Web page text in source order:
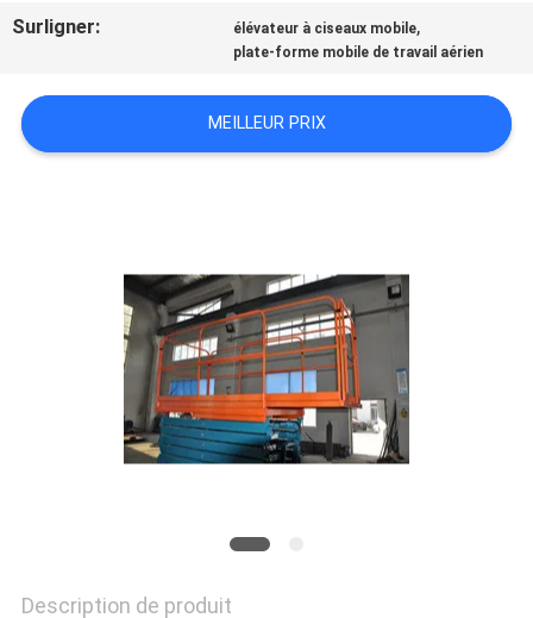
NOUS
NOUVELLES
UN DEVIS
CONFIDENTIALITÉ
Surligner: élévateur à ciseaux mobile,
plate-forme mobile de travail aérien
MEILLEUR PRIX
Description de produit